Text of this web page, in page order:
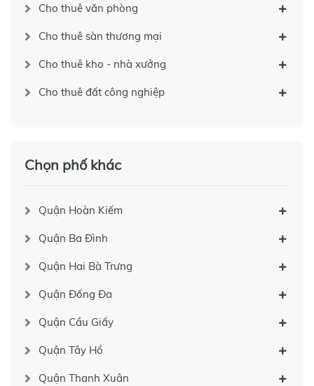
Cho thuê văn phòng
Cho thuê sàn thương mại
Cho thuê kho - nhà xưởng
Cho thuê đất công nghiệp
Chọn phố khác
Quận Hoàn Kiếm
Quận Ba Đình
Quận Hai Bà Trưng
Quận Đống Đa
Quận Cầu Giấy
Quận Tây Hồ
Quận Thanh Xuân